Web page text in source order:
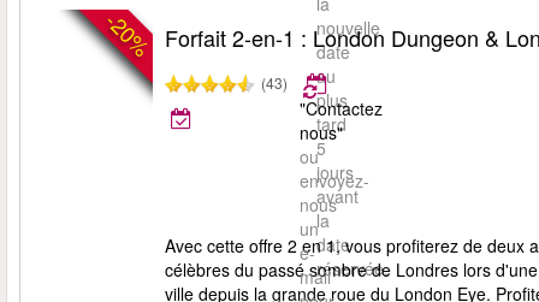
nouvelle
date
au
plus
tard
5
jours
avant
la
date
réservée.
-20% Forfait 2-en-1 : London Dungeon &
(43)
"Contactez
nous"
ou
envoyez-
nous
un
e-
mail
Avec cette offre 2 en 1, vous profiterez de deux
célèbres du passé sombre de Londres lors
ville depuis la grande roue du London Eye.